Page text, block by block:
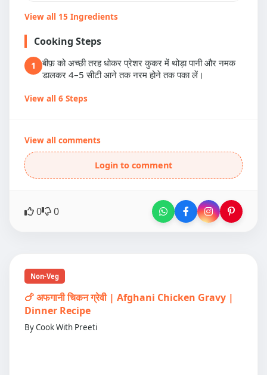
View all 15 Ingredients
Cooking Steps
1
बीफ़ को अच्छी तरह धोकर प्रेशर कुकर में थोड़ा पानी और नमक
डालकर 4–5 सीटी आने तक नरम होने तक पका लें।
View all 6 Steps
View all comments
Login to comment
0 0
Non-Veg
🍗 अफगानी चिकन ग्रेवी | Afghani Chicken Gravy |
Dinner Recipe
By Cook With Preeti